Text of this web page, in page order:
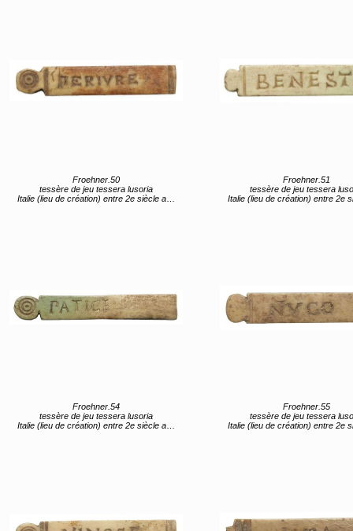
Froehner.50
tessère de jeu tessera lusoria
Italie (lieu de création) entre 2e siècle av JC et 1er siècle av JC
Froehner.51
tessère de jeu tessera
Italie (lieu de création) entre 2e siècle av JC et 1er
Froehner.54
tessère de jeu tessera lusoria
Italie (lieu de création) entre 2e siècle av JC et 1er siècle av JC
Froehner.55
tessère de jeu tessera
Italie (lieu de création) entre 2e siècle av JC et 1er